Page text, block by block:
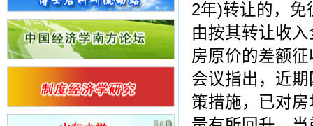
2年)转让的，
由按其转让收
房原价的差额
会议指出，近
策措施，已对